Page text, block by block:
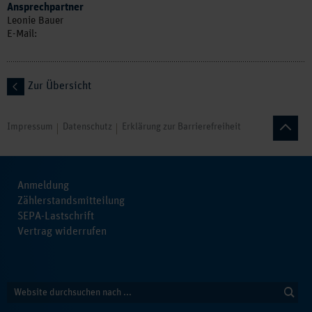
Ansprechpartner
Leonie Bauer
E-Mail:
Zur Übersicht
Impressum Datenschutz Erklärung zur Barrierefreiheit
Anmeldung
Zählerstandsmitteilung
SEPA-Lastschrift
Vertrag widerrufen